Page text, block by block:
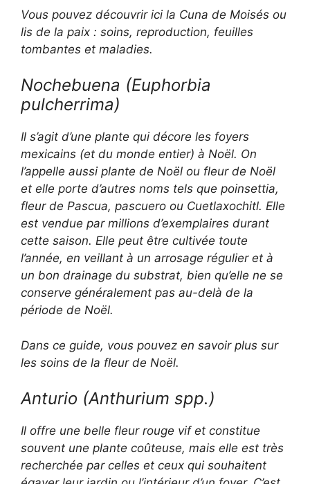
Vous pouvez découvrir ici la Cuna de Moisés ou
lis de la paix : soins, reproduction, feuilles
tombantes et maladies.
Nochebuena (Euphorbia
pulcherrima)
Il s’agit d’une plante qui décore les foyers
mexicains (et du monde entier) à Noël. On
l’appelle aussi plante de Noël ou fleur de Noël
et elle porte d’autres noms tels que poinsettia,
fleur de Pascua, pascuero ou Cuetlaxochitl. Elle
est vendue par millions d’exemplaires durant
cette saison. Elle peut être cultivée toute
l’année, en veillant à un arrosage régulier et à
un bon drainage du substrat, bien qu’elle ne se
conserve généralement pas au-delà de la
période de Noël.
Dans ce guide, vous pouvez en savoir plus sur
les soins de la fleur de Noël.
Anturio (Anthurium spp.)
Il offre une belle fleur rouge vif et constitue
souvent une plante coûteuse, mais elle est très
recherchée par celles et ceux qui souhaitent